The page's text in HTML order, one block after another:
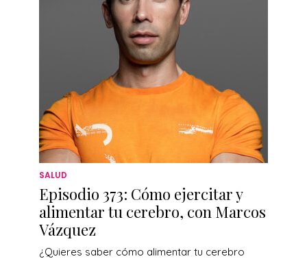
SALUD
Episodio 373: Cómo ejercitar y
alimentar tu cerebro, con Marcos
Vázquez
¿Quieres saber cómo alimentar tu cerebro